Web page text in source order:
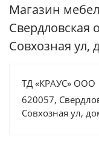
Магазин
Свердловская
Совхозная ул,
ТД «КРАУС» ООО
620057,
Совхозная ул,